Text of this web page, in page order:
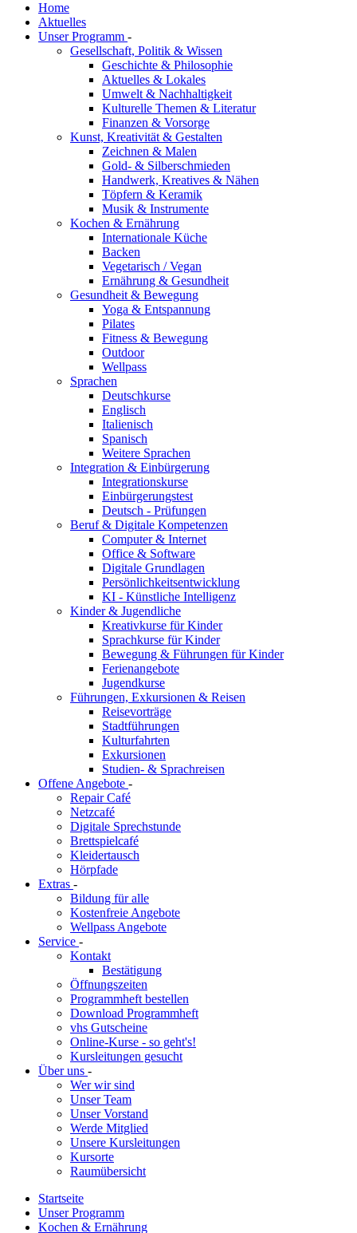
Home
Aktuelles
Unser Programm -
Gesellschaft, Politik & Wissen
Geschichte & Philosophie
Aktuelles & Lokales
Umwelt & Nachhaltigkeit
Kulturelle Themen & Literatur
Finanzen & Vorsorge
Kunst, Kreativität & Gestalten
Zeichnen & Malen
Gold- & Silberschmieden
Handwerk, Kreatives & Nähen
Töpfern & Keramik
Musik & Instrumente
Kochen & Ernährung
Internationale Küche
Backen
Vegetarisch / Vegan
Ernährung & Gesundheit
Gesundheit & Bewegung
Yoga & Entspannung
Pilates
Fitness & Bewegung
Outdoor
Wellpass
Sprachen
Deutschkurse
Englisch
Italienisch
Spanisch
Weitere Sprachen
Integration & Einbürgerung
Integrationskurse
Einbürgerungstest
Deutsch - Prüfungen
Beruf & Digitale Kompetenzen
Computer & Internet
Office & Software
Digitale Grundlagen
Persönlichkeitsentwicklung
KI - Künstliche Intelligenz
Kinder & Jugendliche
Kreativkurse für Kinder
Sprachkurse für Kinder
Bewegung & Führungen für Kinder
Ferienangebote
Jugendkurse
Führungen, Exkursionen & Reisen
Reisevorträge
Stadtführungen
Kulturfahrten
Exkursionen
Studien- & Sprachreisen
Offene Angebote -
Repair Café
Netzcafé
Digitale Sprechstunde
Brettspielcafé
Kleidertausch
Hörpfade
Extras -
Bildung für alle
Kostenfreie Angebote
Wellpass Angebote
Service -
Kontakt
Bestätigung
Öffnungszeiten
Programmheft bestellen
Download Programmheft
vhs Gutscheine
Online-Kurse - so geht's!
Kursleitungen gesucht
Über uns -
Wer wir sind
Unser Team
Unser Vorstand
Werde Mitglied
Unsere Kursleitungen
Kursorte
Raumübersicht
Startseite
Unser Programm
Kochen & Ernährung